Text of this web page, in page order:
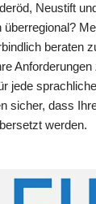
Neustift
überregional?
beraten
jede
sicher, dass
werden.